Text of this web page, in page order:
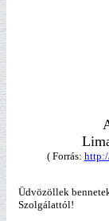
( Forrás:
Üdvözöllek
Szolgálattól!